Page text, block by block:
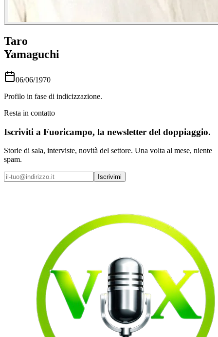
Taro
Yamaguchi
06/06/1970
Profilo in fase di indicizzazione.
Resta in contatto
Iscriviti a Fuoricampo, la newsletter del doppiaggio.
Storie di sala, interviste, novità del settore. Una volta al mese, niente
spam.
Iscrivimi